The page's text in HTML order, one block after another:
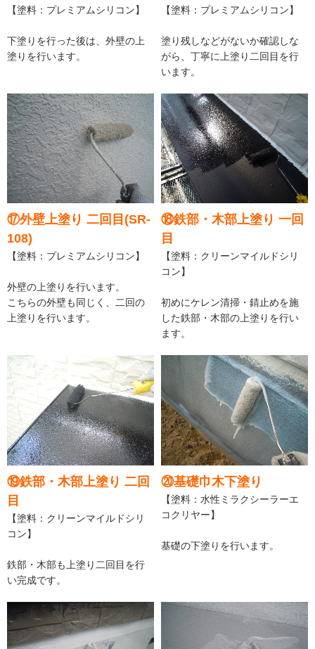
【塗料：プレミアムシリコン】
下塗りを行った後は、外壁の上
塗りを行います。
【塗料：プレミアムシリコン】
塗り残しなどがないか確認しな
がら、丁寧に上塗り二回目を行
います。
⑰外壁上塗り 二回目(SR-
108)
【塗料：プレミアムシリコン】
外壁の上塗りを行います。
こちらの外壁も同じく、二回の
上塗りを行います。
⑱鉄部・木部上塗り 一回
目
【塗料：クリーンマイルドシリ
コン】
初めにケレン清掃・錆止めを施
した鉄部・木部の上塗りを行い
ます。
⑲鉄部・木部上塗り 二回
目
【塗料：クリーンマイルドシリ
コン】
鉄部・木部も上塗り二回目を行
い完成です。
⑳基礎巾木下塗り
【塗料：水性ミラクシーラーエ
コクリヤー】
基礎の下塗りを行います。